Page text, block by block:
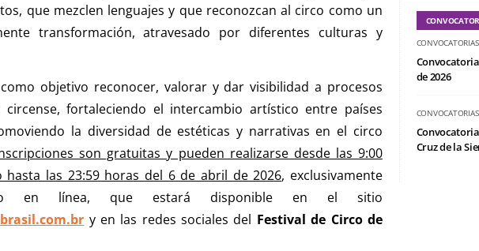
que mezclen lenguajes y que reconozcan al circo como un
transformación, atravesado por diferentes culturas y
objetivo reconocer, valorar y dar visibilidad a procesos
circense, fortaleciendo el intercambio artístico entre países
la diversidad de estéticas y narrativas en el circo
son gratuitas y pueden realizarse desde las 9:00
las 23:59 horas del 6 de abril de 2026, exclusivamente
en línea, que estará disponible en el sitio
y en las redes sociales del Festival de Circo de
CONVOCATORIAS
de 2026
CONVOCATORIAS
Cruz de la